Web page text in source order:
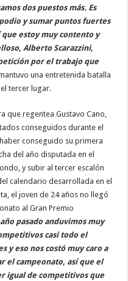
dos puestos más. Es
y sumar puntos fuertes
estoy muy contento y
Alberto Scarazzini,
por el trabajo que
una entretenida batalla
tercer lugar.
que regentea Gustavo Cano,
conseguidos durante el
conseguido su primera
del año disputada en el
y subir al tercer escalón
calendario desarrollada en el
el joven de 24 años no llegó
al Gran Premio
pasado anduvimos muy
casi todo el
y eso nos costó muy caro a
el campeonato, así que el
igual de competitivos que